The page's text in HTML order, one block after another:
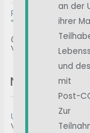
RE: Prof. Matthes /
@formylove
Von ImmerWeiter,
Neue Themen
Umfrage ||
Von ,Vor 2
an der
ihrer
und
mit
Post-
Zur